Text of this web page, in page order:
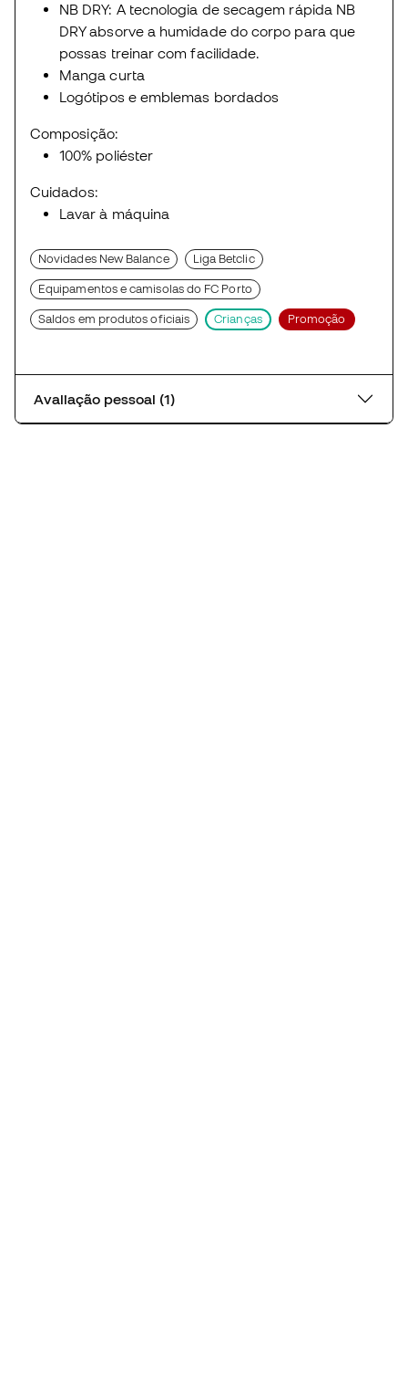
NB DRY: A tecnologia de secagem rápida NB
DRY absorve a humidade do corpo para que
possas treinar com facilidade.
Manga curta
Logótipos e emblemas bordados
Composição:
100% poliéster
Cuidados:
Lavar à máquina
Novidades New Balance Liga Betclic
Equipamentos e camisolas do FC Porto
Saldos em produtos oficiais Crianças Promoção
Avaliação pessoal (1)